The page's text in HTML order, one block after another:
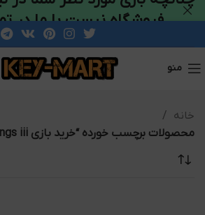
منو
خانه
محصولات برچسب خورده “خرید بازی crusader kings iii”
فروشگاه نیست با ما در